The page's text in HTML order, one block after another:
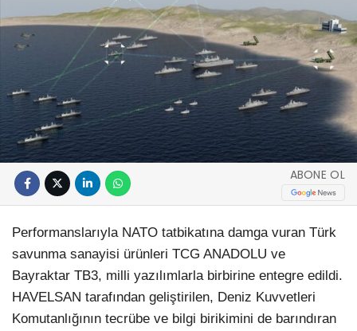
ABONE OL
Performanslarıyla NATO tatbikatına damga vuran Türk
savunma sanayisi ürünleri TCG ANADOLU ve
Bayraktar TB3, milli yazılımlarla birbirine entegre edildi.
HAVELSAN tarafından geliştirilen, Deniz Kuvvetleri
Komutanlığının tecrübe ve bilgi birikimini de barındıran